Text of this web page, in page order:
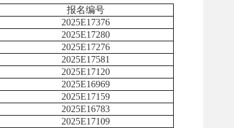
报名编号
2025E17376
2025E17280
2025E17276
2025E17581
2025E17120
2025E16969
2025E17159
2025E16783
2025E17109